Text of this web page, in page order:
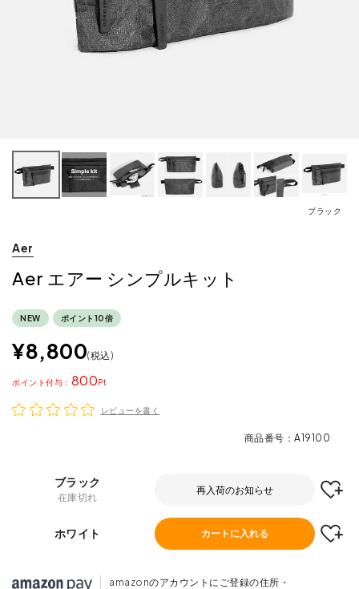
ブラック
Aer
Aer エアー シンプルキット
NEW ポイント10倍
¥8,800 税込
800
ポイント
レビューを書く
商品番号 A19100
ブラック
在庫切れ
再入荷のお知らせ
ホワイト カートに入れる
amazonのアカウントにご登録の住所・